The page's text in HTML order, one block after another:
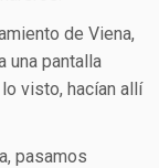
de Viena,
una pantalla
visto, hacían allí
pasamos